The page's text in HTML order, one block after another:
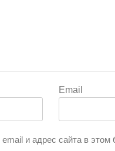
Email
и адрес сайта в